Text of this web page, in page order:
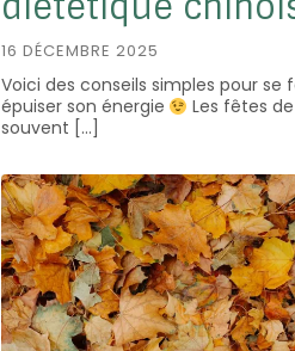
16 DÉCEMBRE 2025
Voici des conseils simples pour se
épuiser son énergie
Les fêtes
souvent […]